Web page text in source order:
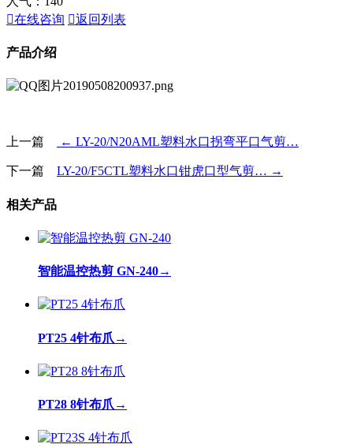
在线咨询 返回列表
产品介绍
上一篇 ← LY-20/N20AML塑料水口拐弯平口气剪…
下一篇 LY-20/F5CTL塑料水口钳虎口型气剪… →
相关产品
智能温控热剪 GN-240→
PT25 4针布爪 →
PT28 8针布爪 →